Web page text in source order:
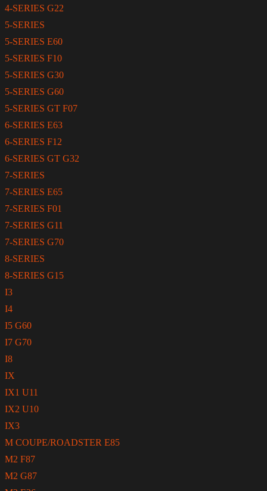
4-SERIES G22
5-SERIES
5-SERIES E60
5-SERIES F10
5-SERIES G30
5-SERIES G60
5-SERIES GT F07
6-SERIES E63
6-SERIES F12
6-SERIES GT G32
7-SERIES
7-SERIES E65
7-SERIES F01
7-SERIES G11
7-SERIES G70
8-SERIES
8-SERIES G15
I3
I4
I5 G60
I7 G70
I8
IX
IX1 U11
IX2 U10
IX3
M COUPE/ROADSTER E85
M2 F87
M2 G87